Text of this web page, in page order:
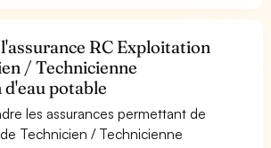
RC Exploitation
/ Technicienne
potable
les assurances permettant de
Technicien / Technicienne